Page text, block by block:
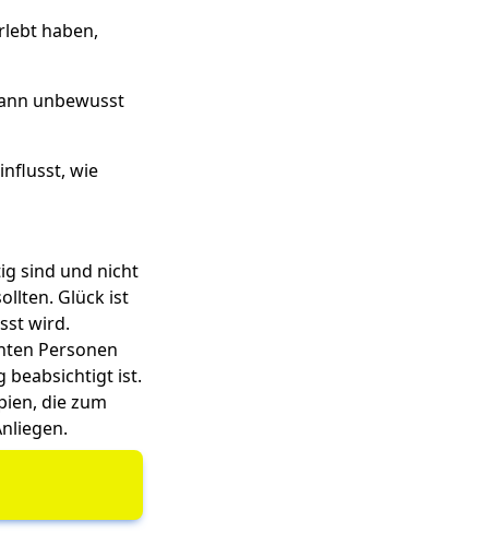
haben,
unbewusst
wie
sind und nicht
Glück ist
wird.
Personen
beabsichtigt ist.
die zum